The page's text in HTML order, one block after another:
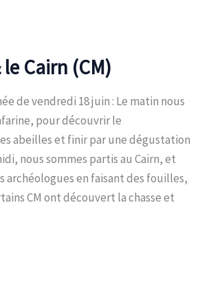
Cairn (CM)
de vendredi 18 juin : Le matin nous
pour découvrir le
abeilles et finir par une dégustation
nous sommes partis au Cairn, et
archéologues en faisant des fouilles,
CM ont découvert la chasse et